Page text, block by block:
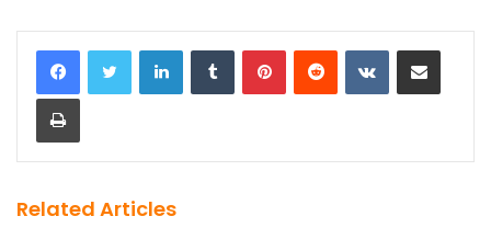
c
e
b
o
k
st
o
o
ai ar
e
LinkedInTumblrPinterestReddit VKontakteShare via Email
Print
Related Articles